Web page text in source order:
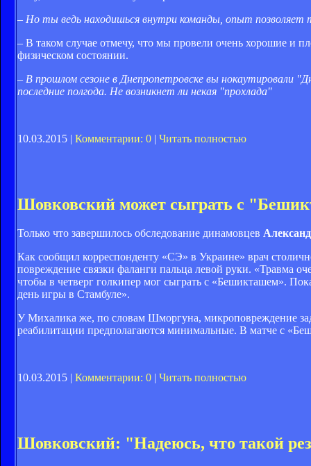
– Но ты ведь находишься внутри команды, опыт позволяет
– В таком случае отмечу, что мы провели очень хорошие и
физическом состоянии.
– В прошлом сезоне в Днепропетровске вы нокаутировали
последние полгода. Не возникнет ли некая "прохлада"
10.03.2015 | Комментарии: 0 | Читать полностью
Шовковский может сыграть с
Только что завершилось обследование динамовцев
Как сообщил корреспонденту «СЭ» в Украине» врач
повреждение связки фаланги пальца левой руки. «Травма
чтобы в четверг голкипер мог сыграть с «Бешикташем».
день игры в Стамбуле».
У Михалика же, по словам Шморгуна, микроповреждение
реабилитации предполагаются минимальные. В матче с
10.03.2015 | Комментарии: 0 | Читать полностью
Шовковский: "Надеюсь, что такой